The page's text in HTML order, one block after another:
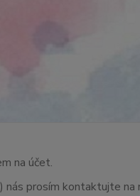
na účet.
nás prosím kontaktujte na